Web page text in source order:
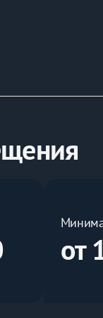
приема пищи;
от